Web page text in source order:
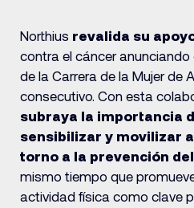
Northius revalida su
contra el cáncer
de la Carrera de la Mujer de
consecutivo. Con esta
subraya la importancia
sensibilizar y movilizar
torno a la prevención
mismo tiempo que
actividad física como clave